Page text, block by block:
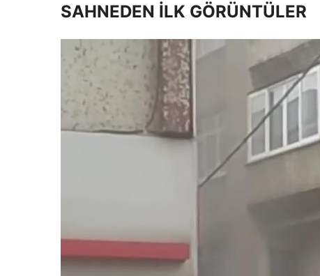
SAHNEDEN İLK GÖRÜNTÜLER